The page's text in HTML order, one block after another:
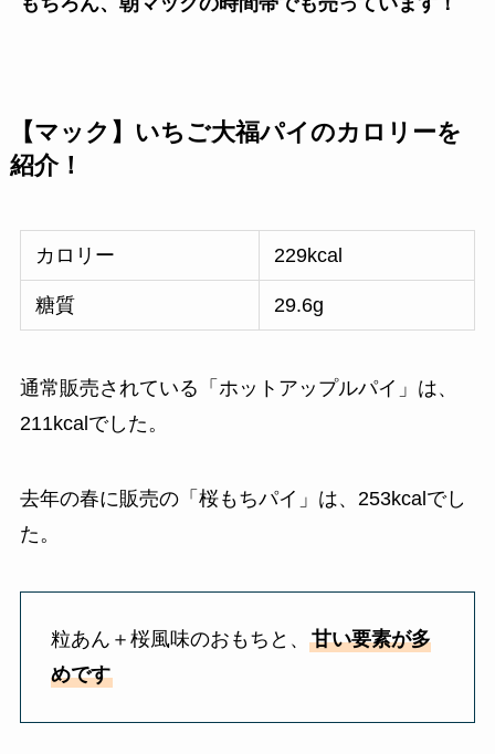
【マック】いちご大福パイのカロリーを
紹介！
カロリー 229kcal
糖質 29.6g
通常販売されている「ホットアップルパイ」は、
211kcalでした。
去年の春に販売の「桜もちパイ」は、253kcalでし
た。
粒あん＋桜風味のおもちと、 甘い要素が多
めです